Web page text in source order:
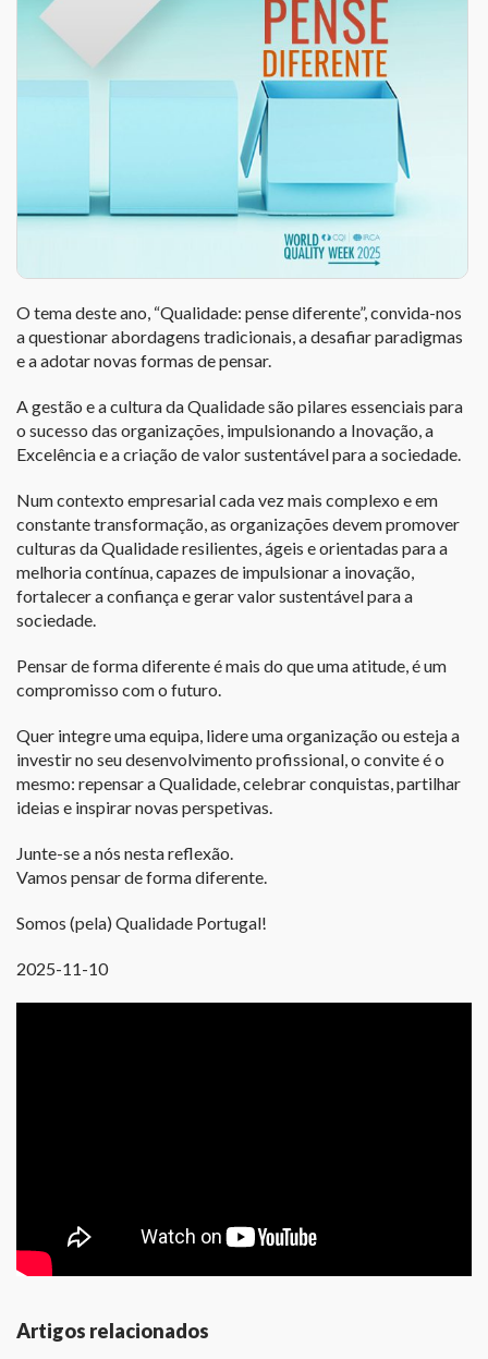
O tema deste ano, “Qualidade: pense diferente”, convida-nos
a questionar abordagens tradicionais, a desafiar paradigmas
e a adotar novas formas de pensar.
A gestão e a cultura da Qualidade são pilares essenciais para
o sucesso das organizações, impulsionando a Inovação, a
Excelência e a criação de valor sustentável para a sociedade.
Num contexto empresarial cada vez mais complexo e em
constante transformação, as organizações devem promover
culturas da Qualidade resilientes, ágeis e orientadas para a
melhoria contínua, capazes de impulsionar a inovação,
fortalecer a confiança e gerar valor sustentável para a
sociedade.
Pensar de forma diferente é mais do que uma atitude, é um
compromisso com o futuro.
Quer integre uma equipa, lidere uma organização ou esteja a
investir no seu desenvolvimento profissional, o convite é o
mesmo: repensar a Qualidade, celebrar conquistas, partilhar
ideias e inspirar novas perspetivas.
Junte-se a nós nesta reflexão.
Vamos pensar de forma diferente.
Somos (pela) Qualidade Portugal!
2025-11-10
Artigos relacionados